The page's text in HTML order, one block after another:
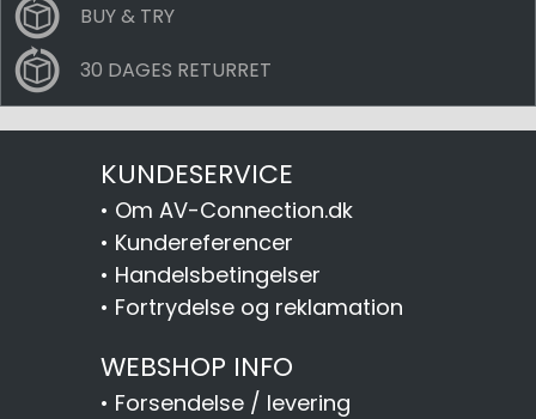
BUY & TRY
30 DAGES RETURRET
KUNDESERVICE
• Om AV-Connection.dk
• Kundereferencer
• Handelsbetingelser
• Fortrydelse og reklamation
WEBSHOP INFO
• Forsendelse / levering